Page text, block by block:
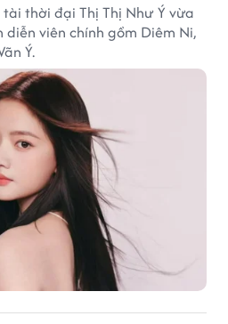
thời đại Thị Thị Như Ý vừa
viên chính gồm Diêm Ni,
Ý.